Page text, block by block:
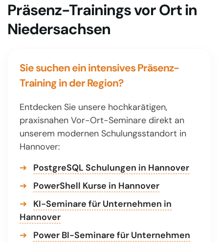
Präsenz-Trainings vor Ort in
Niedersachsen
Sie suchen ein intensives Präsenz-
Training in der Region?
Entdecken Sie unsere hochkarätigen,
praxisnahen Vor-Ort-Seminare direkt an
unserem modernen Schulungsstandort in
Hannover:
➔
PostgreSQL Schulungen in Hannover
➔
PowerShell Kurse in Hannover
➔
KI-Seminare für Unternehmen in
Hannover
➔
Power BI-Seminare für Unternehmen